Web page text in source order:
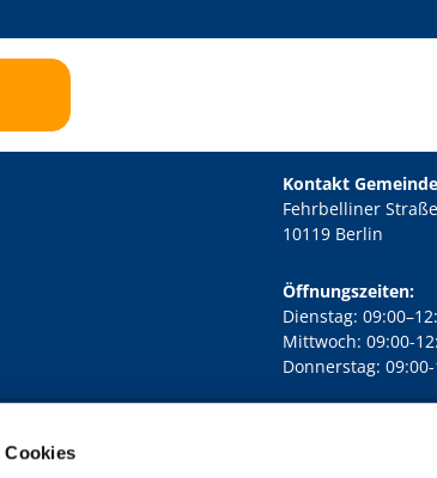
Cookies
Kontakt
Fehrbelliner
10119 Berlin
Öffnungszeiten:
Dienstag:
Mittwoch: 09:00-
Donnerstag:
Lichtenberg Berlin-Mitte · Yorckstr. 88C, 10965 Berlin